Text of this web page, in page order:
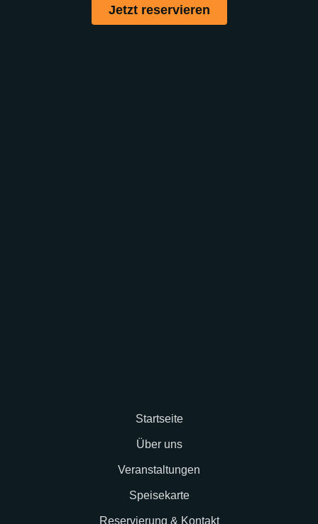
Jetzt reservieren
Startseite
Über uns
Veranstaltungen
Speisekarte
Reservierung & Kontakt